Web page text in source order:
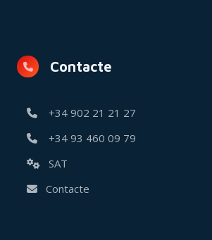
Contacte
+34 902 21 21 27
+34 93 460 09 79
SAT
Contacte